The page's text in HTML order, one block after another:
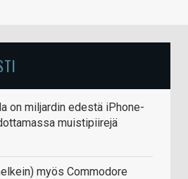
on miljardin edestä iPhone-
muistipiirejä
myös Commodore